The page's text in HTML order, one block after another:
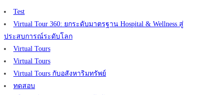
Test
Virtual Tour 360: ยกระดับมาตรฐาน Hospital & Wellness สู่
ประสบการณ์ระดับโลก
Virtual Tours
Virtual Tours
Virtual Tours กับอสังหาริมทรัพย์
ทดสอบ